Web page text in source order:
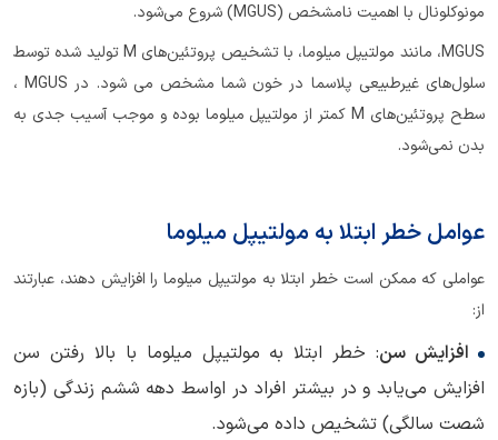
مونوکلونال با اهمیت نامشخص (MGUS) شروع می‌شود.
MGUS، مانند مولتیپل میلوما، با تشخیص پروتئین‌های M تولید شده توسط
سلول‌های غیرطبیعی پلاسما در خون شما مشخص می شود. در MGUS ،
سطح پروتئین‌های M کمتر از مولتیپل میلوما بوده و موجب آسیب جدی به
بدن نمی‌شود.
عوامل خطر ابتلا به مولتیپل میلوما
عواملی که ممکن است خطر ابتلا به مولتیپل میلوما را افزایش دهند، عبارتند
از:
افزایش سن: خطر ابتلا به مولتیپل میلوما با بالا رفتن سن
افزایش می‌یابد و در بیشتر افراد در اواسط دهه ششم زندگی (بازه
شصت سالگی) تشخیص داده می‌شود.